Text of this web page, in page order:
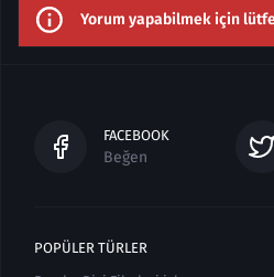
Yorum yapabilmek için
FACEBOOK
Beğen
POPÜLER TÜRLER